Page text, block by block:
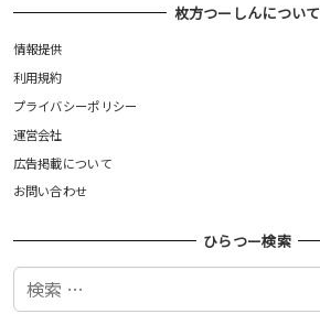
枚方つーしんについて
情報提供
利用規約
プライバシーポリシー
運営会社
広告掲載について
お問い合わせ
ひらつー検索
検